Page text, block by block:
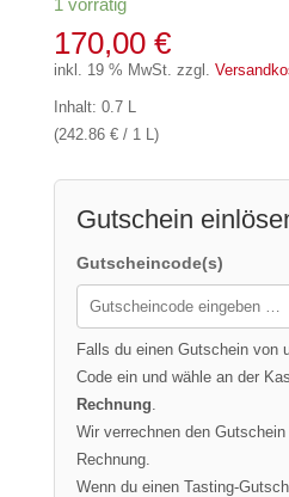
1 vorrätig
170,00 €
inkl. 19 % MwSt. zzgl.
Inhalt: 0.7 L
(242.86 € / 1 L)
Gutschein
Gutscheincode(s)
Falls du einen Gutschein von
Code ein und wähle an der
Rechnung.
Wir verrechnen den
Rechnung.
Wenn du einen Tasting-